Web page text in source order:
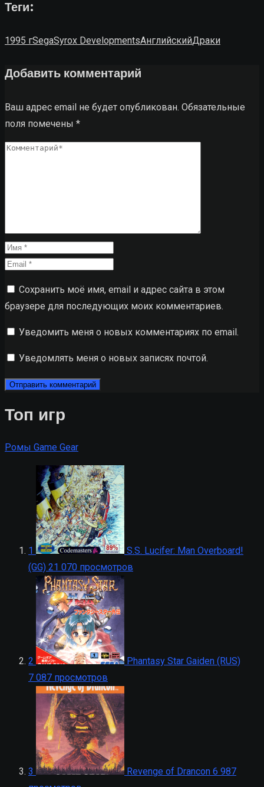
Теги:
1995 гSegaSyrox DevelopmentsАнглийскийДраки
Добавить комментарий
Ваш адрес email не будет опубликован. Обязательные
поля помечены *
Сохранить моё имя, email и адрес сайта в этом
браузере для последующих моих комментариев.
Уведомить меня о новых комментариях по email.
Уведомлять меня о новых записях почтой.
Топ игр
Ромы Game Gear
1
S.S. Lucifer: Man Overboard!
(GG) 21 070 просмотров
2
Phantasy Star Gaiden (RUS)
7 087 просмотров
3 Revenge of Drancon 6 987